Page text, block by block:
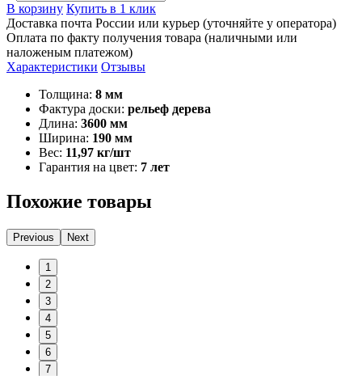
В корзину Купить в 1 клик
Доставка почта России или курьер (уточняйте у оператора)
Оплата по факту получения товара (наличными или
наложеным платежом)
Характеристики Отзывы
Толщина: 8 мм
Фактура доски: рельеф дерева
Длина: 3600 мм
Ширина: 190 мм
Вес: 11,97 кг/шт
Гарантия на цвет: 7 лет
Похожие товары
Previous Next
1
2
3
4
5
6
7